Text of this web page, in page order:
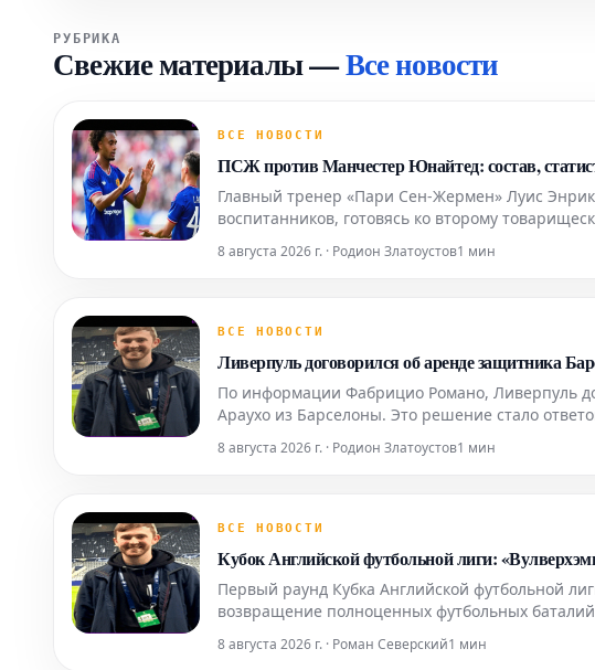
РУБРИКА
Свежие материалы—Все новости
ВСЕ НОВОСТИ
ПСЖ против Манчестер Юнайтед: состав,
Главный тренер «Пари Сен-Жермен» Луис
воспитанников, готовясь ко второму
«Мальорке» со
8 августа 2026 г. · Родион Златоустов1 мин
ВСЕ НОВОСТИ
Ливерпуль договорился об аренде защитника
По информации Фабрицио Романо, Ливерпуль
Араухо из Барселоны. Это решение стало
достигнут
8 августа 2026 г. · Родион Златоустов1 мин
ВСЕ НОВОСТИ
Кубок Английской футбольной лиги:
Первый раунд Кубка Английской футбольной
возвращение полноценных футбольных
выступлений в Футбольной лиге, а «Бристоль
болельщиков было прикова
8 августа 2026 г. · Роман Северский1 мин